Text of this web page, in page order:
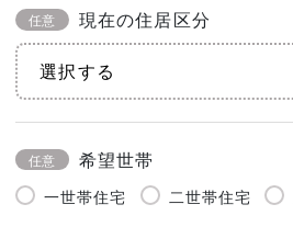
任意 現在の住居区分
任意 希望世帯
一世帯住宅 二世帯住宅